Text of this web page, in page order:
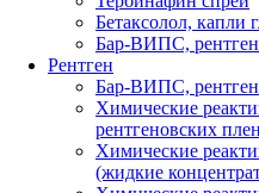
Бетаксолол, капли
Бар-ВИПС,
Рентген
Бар-ВИПС,
Химические
рентгеновских
Химические
(жидкие